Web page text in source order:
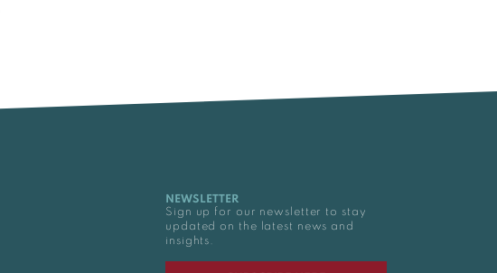
NEWSLETTER
Sign up for our newsletter to stay
updated on the latest news and
insights.